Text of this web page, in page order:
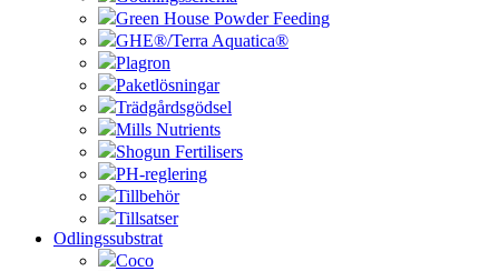
Green House Powder Feeding
GHE®/Terra Aquatica®
Plagron
Paketlösningar
Trädgårdsgödsel
Mills Nutrients
Shogun Fertilisers
PH-reglering
Tillbehör
Tillsatser
Odlingssubstrat
Coco